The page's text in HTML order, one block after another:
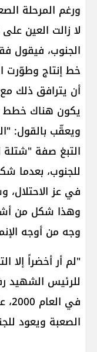
ورغم المرحلة
لا زالت العين
خط إنتاج وطوّرت
أن يترافق ذلك
يكون هناك خطط
ويعقّب بالقول:
التبغ صفة "شتلة
للجنوب، بعدما
في عز
وهذا شكل من
وجه من أوجه
"لم أر أخضراً إلا
للرئيس الشهيد
في
الصعبة ويعود